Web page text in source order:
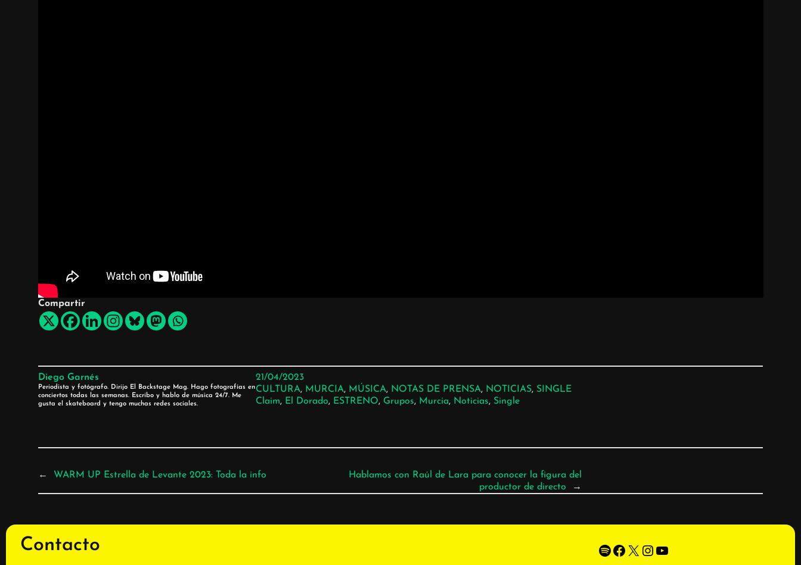
Compartir
Diego Garnés
Periodista y fotógrafo. Dirijo El Backstage Mag. Hago fotografías en
conciertos todas las semanas. Escribo y hablo de música 24/7. Me
gusta el skateboard y tengo muchas redes sociales.
21/04/2023
CULTURA, MURCIA, MÚSICA, NOTAS DE PRENSA, NOTICIAS, SINGLE
Claim, El Dorado, ESTRENO, Grupos, Murcia, Noticias, Single
← WARM UP Estrella de Levante 2023: Toda la info
Hablamos con Raúl de Lara para conocer la figura del
productor de directo
→
Contacto Spotify Facebook X Instagram YouTube